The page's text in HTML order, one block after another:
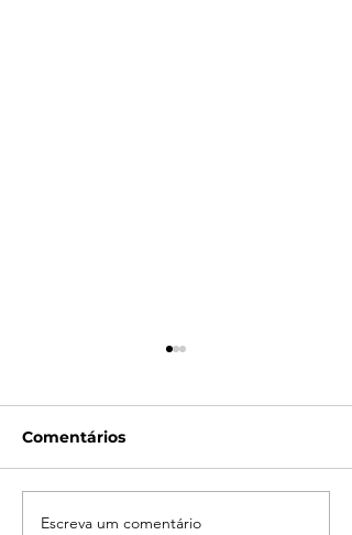
Campanha do
Comentários
Escreva um comentário